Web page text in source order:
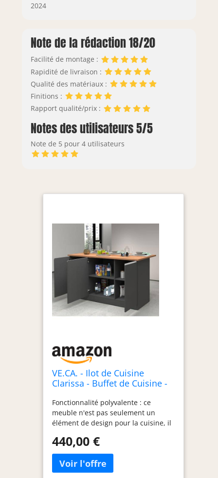
2024
Note de la rédaction 18/20
Facilité de montage :
Rapidité de livraison :
Qualité des matériaux :
Finitions :
Rapport qualité/prix :
Notes des utilisateurs 5/5
Note de 5 pour 4 utilisateurs
VE.CA. - Ilot de Cuisine
Clarissa - Buffet de Cuisine -
pour Une Cuisine complète -
Idéal comme Table à Manger
- Couleur : Anthracite/Wotan -
Made in Italy
Fonctionnalité polyvalente : ce
meuble n'est pas seulement un
élément de design pour la cuisine, il
manger si nécessaire. Cette
caractéristique le rend idéal pour les
petits espaces ou pour ceux qui
veulent des meubles flexibles et
440,00 €